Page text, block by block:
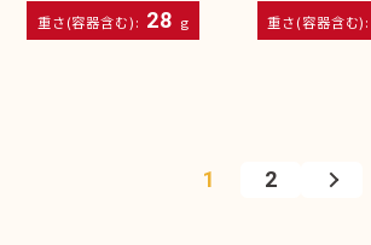
重さ(容器含む): 28 g 重さ(容器含む):
1 2